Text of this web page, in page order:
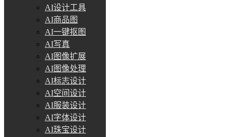
AI设计工具
AI商品图
AI一键抠图
AI写真
AI图像扩展
AI图像处理
AI标志设计
AI空间设计
AI服装设计
AI字体设计
AI珠宝设计